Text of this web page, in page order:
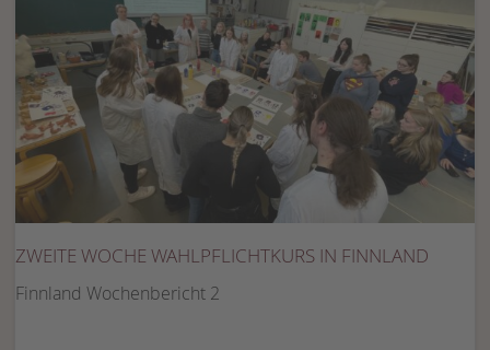
ZWEITE WOCHE WAHLPFLICHTKURS IN FINNLAND
Finnland Wochenbericht 2